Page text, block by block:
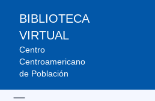
BIBLIOTECA
VIRTUAL
Centro
Centroamericano
de Población